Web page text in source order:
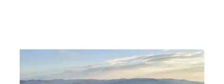
Aventures Aériennes